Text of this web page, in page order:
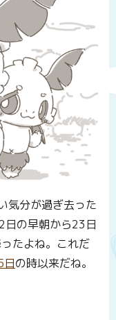
気分が過ぎ去った
の早朝から23日
たよね。これだ
日の時以来だね。